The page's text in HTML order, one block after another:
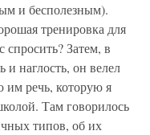
и бесполезным).
тренировка для
спросить? Затем, в
и наглость, он велел
им речь, которую я
Там говорилось
типов, об их